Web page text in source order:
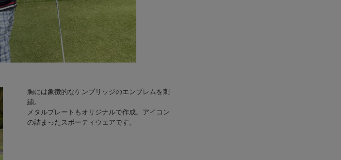
胸には象徴的なケンブリッジのエンブレムを刺
繍。
メタルプレートもオリジナルで作成。アイコン
の詰まったスポーティウェアです。